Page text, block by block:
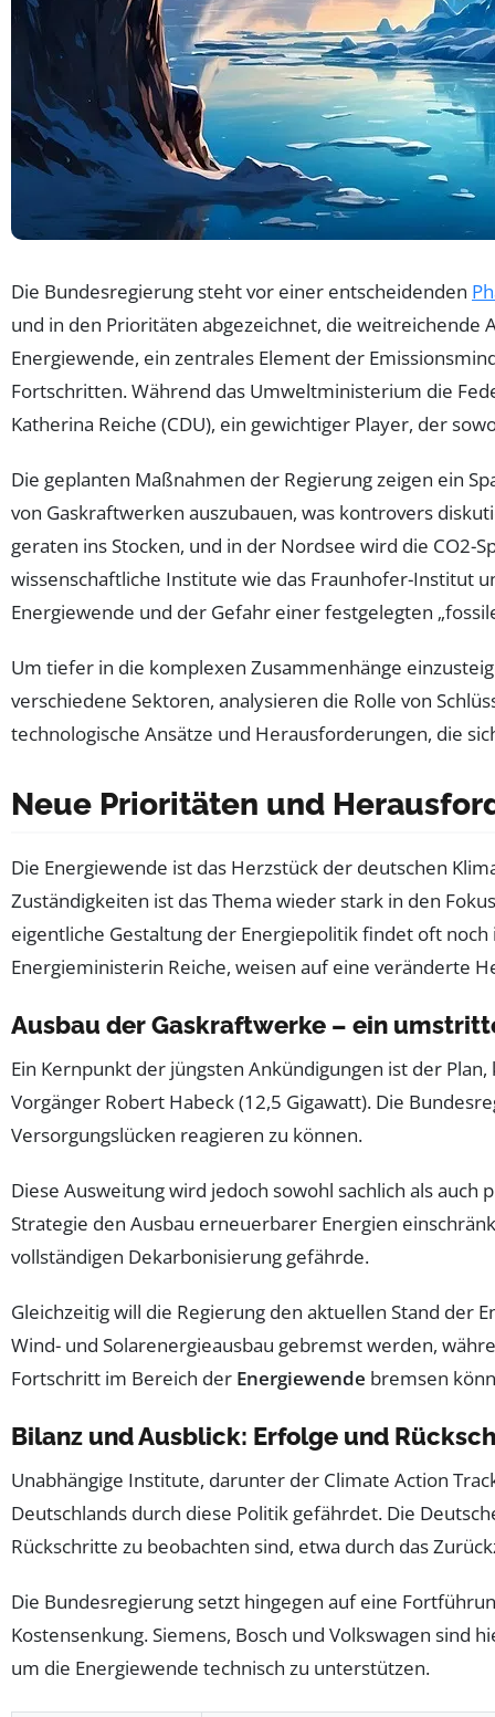
Die Bundesregierung steht vor einer entscheidenden
und in den Prioritäten abgezeichnet, die weitreichende
Energiewende, ein zentrales Element der
Fortschritten. Während das Umweltministerium die
Katherina Reiche (CDU), ein gewichtiger Player, der
Die geplanten Maßnahmen der Regierung zeigen ein
von Gaskraftwerken auszubauen, was kontrovers
geraten ins Stocken, und in der Nordsee wird die
wissenschaftliche Institute wie das Fraunhofer-Institut
Energiewende und der Gefahr einer festgelegten
Um tiefer in die komplexen Zusammenhänge
verschiedene Sektoren, analysieren die Rolle von
technologische Ansätze und Herausforderungen, die
Neue Prioritäten und
Die Energiewende ist das Herzstück der deutschen
Zuständigkeiten ist das Thema wieder stark in den
eigentliche Gestaltung der Energiepolitik findet oft
Energieministerin Reiche, weisen auf eine veränderte
Ausbau der Gaskraftwerke – ein
Ein Kernpunkt der jüngsten Ankündigungen ist der
Vorgänger Robert Habeck (12,5 Gigawatt). Die
Versorgungslücken reagieren zu können.
Diese Ausweitung wird jedoch sowohl sachlich als
Strategie den Ausbau erneuerbarer Energien
vollständigen Dekarbonisierung gefährde.
Gleichzeitig will die Regierung den aktuellen Stand der
Wind- und Solarenergieausbau gebremst werden,
Fortschritt im Bereich der Energiewende bremsen
Bilanz und Ausblick: Erfolge und
Unabhängige Institute, darunter der Climate Action
Deutschlands durch diese Politik gefährdet. Die
Rückschritte zu beobachten sind, etwa durch das
Die Bundesregierung setzt hingegen auf eine
Kostensenkung. Siemens, Bosch und Volkswagen
um die Energiewende technisch zu unterstützen.